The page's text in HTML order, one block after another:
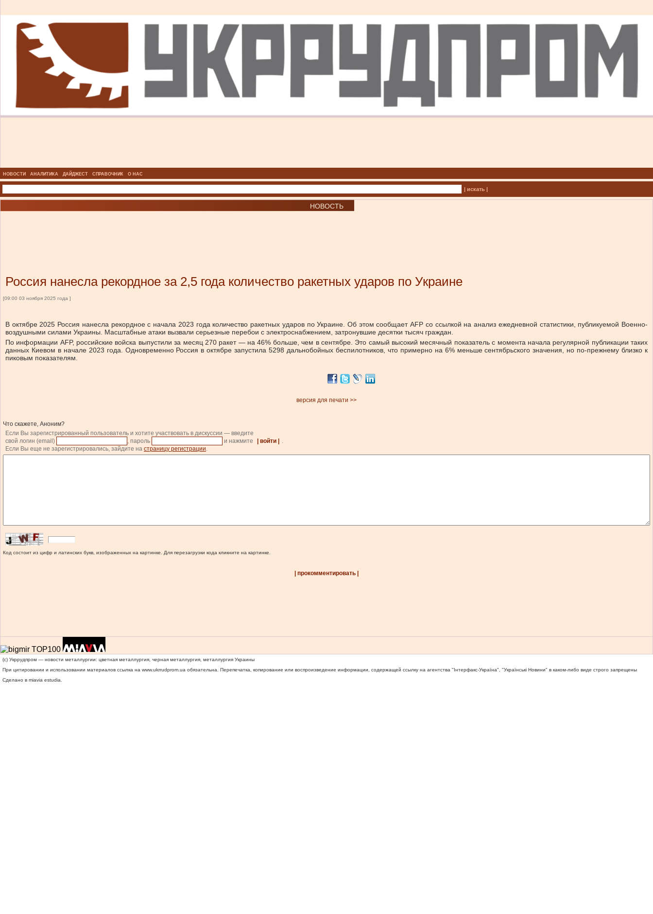
НОВОСТИ АНАЛИТИКА ДАЙДЖЕСТ СПРАВОЧНИК О НАС
| искать |
НОВОСТЬ
Россия нанесла рекордное за 2,5 года количество ракетных ударов по Украине
[09:00 03 ноября 2025 года ]
В октябре 2025 Россия нанесла рекордное с начала 2023 года количество ракетных ударов по Украине. Об этом сообщает AFP со ссылкой на анализ ежедневной статистики, публикуемой Военно-
воздушными силами Украины. Масштабные атаки вызвали серьезные перебои с электроснабжением, затронувшие десятки тысяч граждан.
По информации AFP, российские войска выпустили за месяц 270 ракет — на 46% больше, чем в сентябре. Это самый высокий месячный показатель с момента начала регулярной публикации таких
данных Киевом в начале 2023 года. Одновременно Россия в октябре запустила 5298 дальнобойных беспилотников, что примерно на 6% меньше сентябрьского значения, но по-прежнему близко к
пиковым показателям.
версия для печати >>
Что скажете, Аноним?
Если Вы зарегистрированный пользователь и хотите участвовать в дискуссии — введите
свой логин (email)
, пароль и нажмите | войти |
.
Если Вы еще не зарегистрировались, зайдите на страницу регистрации.
Код состоит из цифр и латинских букв, изображенных на картинке. Для перезагрузки кода кликните на картинке.
| прокомментировать |
(c) Укррудпром — новости металлургии: цветная металлургия, черная металлургия, металлургия Украины
При цитировании и использовании материалов ссылка на www.ukrrudprom.ua обязательна. Перепечатка, копирование или воспроизведение информации, содержащей ссылку на агентства "Iнтерфакс-Україна", "Українськi Новини" в каком-либо виде строго запрещены
Сделано в miavia estudia.